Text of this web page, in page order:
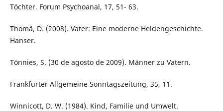
Töchter. Forum Psychoanal, 17, 51- 63.
Thomä, D. (2008). Vater: Eine moderne Heldengeschichte.
Hanser.
Tönnies, S. (30 de agosto de 2009). Männer zu Vatern.
Frankfurter Allgemeine Sonntagszeitung, 35, 11.
Winnicott, D. W. (1984). Kind, Familie und Umwelt.